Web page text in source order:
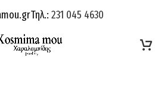
Τηλ.: 231 045 4630